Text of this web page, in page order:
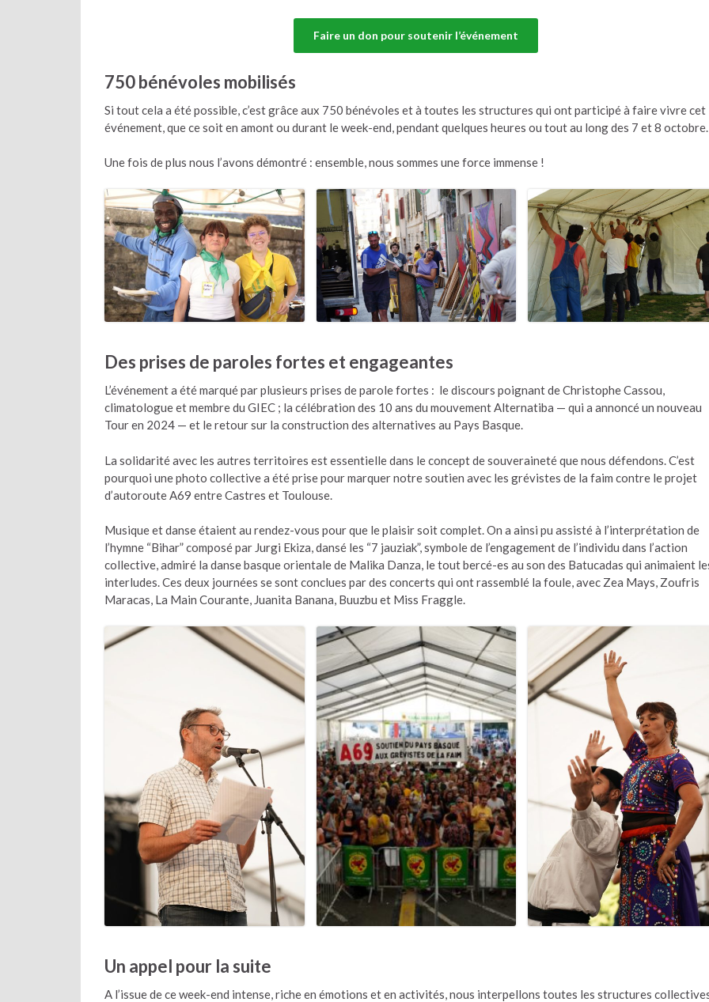
Faire un don pour soutenir l’événement
750 bénévoles mobilisés
Si tout cela a été possible, c’est grâce aux 750 bénévoles et à toutes les structures qui ont participé à faire vivre cet
événement, que ce soit en amont ou durant le week-end, pendant quelques heures ou tout au long des 7 et 8
Une fois de plus nous l’avons démontré : ensemble, nous sommes une force immense !
Des prises de paroles fortes et engageantes
L’événement a été marqué par plusieurs prises de parole fortes : le discours poignant de Christophe Cassou,
climatologue et membre du GIEC ; la célébration des 10 ans du mouvement Alternatiba — qui a annoncé un nouveau
Tour en 2024 — et le retour sur la construction des alternatives au Pays Basque.
La solidarité avec les autres territoires est essentielle dans le concept de souveraineté que nous défendons. C’est
pourquoi une photo collective a été prise pour marquer notre soutien avec les grévistes de la faim contre le projet
d’autoroute A69 entre Castres et Toulouse.
Musique et danse étaient au rendez-vous pour que le plaisir soit complet. On a ainsi pu assisté à l’interprétation de
l’hymne “Bihar” composé par Jurgi Ekiza, dansé les “7 jauziak”, symbole de l’engagement de l’individu dans l’action
collective, admiré la danse basque orientale de Malika Danza, le tout bercé-es au son des Batucadas qui animaient
interludes. Ces deux journées se sont conclues par des concerts qui ont rassemblé la foule, avec Zea Mays, Zoufris
Maracas, La Main Courante, Juanita Banana, Buuzbu et Miss Fraggle.
Un appel pour la suite
A l’issue de ce week-end intense, riche en émotions et en activités, nous interpellons toutes les structures